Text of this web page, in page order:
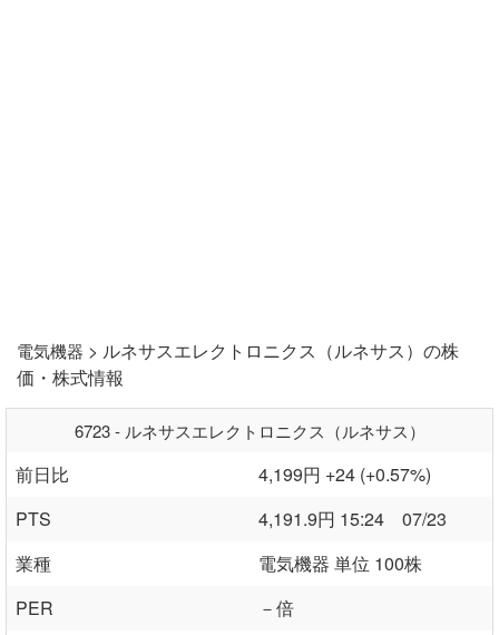
電気機器 > ルネサスエレクトロニクス（ルネサス）の株
価・株式情報
6723 - ルネサスエレクトロニクス（ルネサス）
前日比
4,199円 +24 (+0.57%)
PTS
4,191.9円 15:24 07/23
業種
電気機器 単位 100株
PER
－倍